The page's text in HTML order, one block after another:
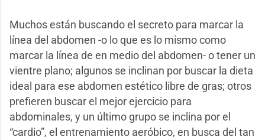
Muchos están buscando el secreto para marcar la
línea del abdomen -o lo que es lo mismo como
marcar la línea de en medio del abdomen- o tener un
vientre plano; algunos se inclinan por buscar la dieta
ideal para ese abdomen estético libre de gras; otros
prefieren buscar el mejor ejercicio para
abdominales, y un último grupo se inclina por el
“cardio”, el entrenamiento aeróbico, en busca del tan